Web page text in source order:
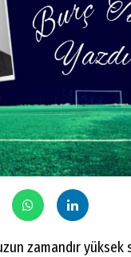
zamandır yüksek